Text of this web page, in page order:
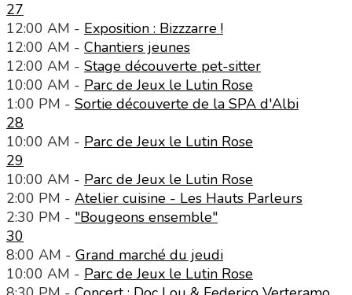
27
12:00 AM - Exposition : Bizzzarre !
12:00 AM - Chantiers jeunes
12:00 AM - Stage découverte pet-sitter
10:00 AM - Parc de Jeux le Lutin Rose
1:00 PM - Sortie découverte de la SPA d'Albi
28
10:00 AM - Parc de Jeux le Lutin Rose
29
10:00 AM - Parc de Jeux le Lutin Rose
2:00 PM - Atelier cuisine - Les Hauts Parleurs
2:30 PM - "Bougeons ensemble"
30
8:00 AM - Grand marché du jeudi
10:00 AM - Parc de Jeux le Lutin Rose